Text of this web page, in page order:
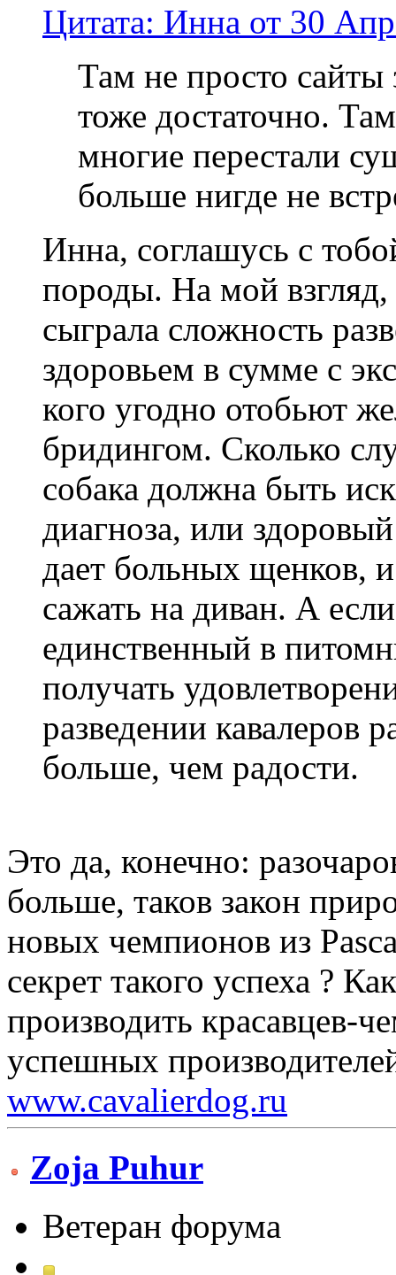
Цитата: Инна от 30
Там не просто сайты
тоже достаточно.
многие перестали
больше нигде не
Инна, соглашусь с
породы. На мой
сыграла сложность
здоровьем в сумме с
кого угодно отобьют
бридингом. Сколько
собака должна быть
диагноза, или
дает больных щенков,
сажать на диван. А
единственный в
получать
разведении кавалеров
больше, чем радости.
Это да, конечно:
больше, таков закон
новых чемпионов из
секрет такого успеха ?
производить красавцев-
успешных
www.cavalierdog.ru
Zoja Puhur
Ветеран форума